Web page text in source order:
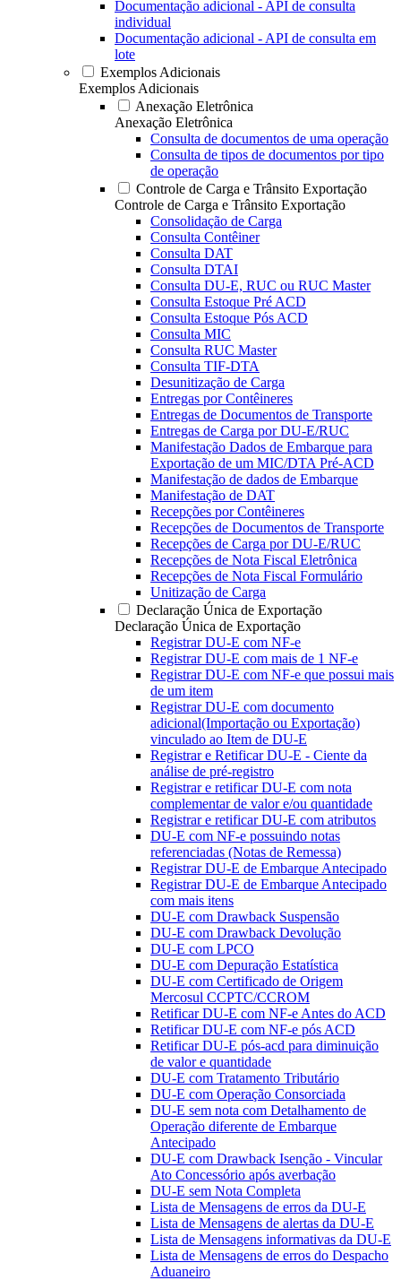
Documentação adicional - API de consulta
individual
Documentação adicional - API de consulta em
lote
Exemplos Adicionais
Exemplos Adicionais
Anexação Eletrônica
Anexação Eletrônica
Consulta de documentos de uma operação
Consulta de tipos de documentos por tipo
de operação
Controle de Carga e Trânsito Exportação
Controle de Carga e Trânsito Exportação
Consolidação de Carga
Consulta Contêiner
Consulta DAT
Consulta DTAI
Consulta DU-E, RUC ou RUC Master
Consulta Estoque Pré ACD
Consulta Estoque Pós ACD
Consulta MIC
Consulta RUC Master
Consulta TIF-DTA
Desunitização de Carga
Entregas por Contêineres
Entregas de Documentos de Transporte
Entregas de Carga por DU-E/RUC
Manifestação Dados de Embarque para
Exportação de um MIC/DTA Pré-ACD
Manifestação de dados de Embarque
Manifestação de DAT
Recepções por Contêineres
Recepções de Documentos de Transporte
Recepções de Carga por DU-E/RUC
Recepções de Nota Fiscal Eletrônica
Recepções de Nota Fiscal Formulário
Unitização de Carga
Declaração Única de Exportação
Declaração Única de Exportação
Registrar DU-E com NF-e
Registrar DU-E com mais de 1 NF-e
Registrar DU-E com NF-e que possui mais
de um item
Registrar DU-E com documento
adicional(Importação ou Exportação)
vinculado ao Item de DU-E
Registrar e Retificar DU-E - Ciente da
análise de pré-registro
Registrar e retificar DU-E com nota
complementar de valor e/ou quantidade
Registrar e retificar DU-E com atributos
DU-E com NF-e possuindo notas
referenciadas (Notas de Remessa)
Registrar DU-E de Embarque Antecipado
Registrar DU-E de Embarque Antecipado
com mais itens
DU-E com Drawback Suspensão
DU-E com Drawback Devolução
DU-E com LPCO
DU-E com Depuração Estatística
DU-E com Certificado de Origem
Mercosul CCPTC/CCROM
Retificar DU-E com NF-e Antes do ACD
Retificar DU-E com NF-e pós ACD
Retificar DU-E pós-acd para diminuição
de valor e quantidade
DU-E com Tratamento Tributário
DU-E com Operação Consorciada
DU-E sem nota com Detalhamento de
Operação diferente de Embarque
Antecipado
DU-E com Drawback Isenção - Vincular
Ato Concessório após averbação
DU-E sem Nota Completa
Lista de Mensagens de erros da DU-E
Lista de Mensagens de alertas da DU-E
Lista de Mensagens informativas da DU-E
Lista de Mensagens de erros do Despacho
Aduaneiro